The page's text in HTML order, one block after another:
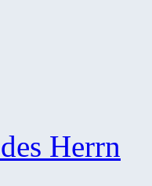
Herrn